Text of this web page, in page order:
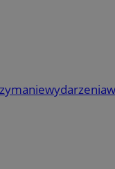
wydarzenia